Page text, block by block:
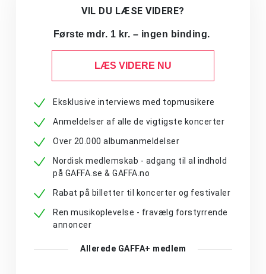
VIL DU LÆSE VIDERE?
Første mdr. 1 kr. – ingen binding.
LÆS VIDERE NU
Eksklusive interviews med topmusikere
Anmeldelser af alle de vigtigste koncerter
Over 20.000 albumanmeldelser
Nordisk medlemskab - adgang til al indhold
på GAFFA.se & GAFFA.no
Rabat på billetter til koncerter og festivaler
Ren musikoplevelse - fravælg forstyrrende
annoncer
Allerede GAFFA+ medlem